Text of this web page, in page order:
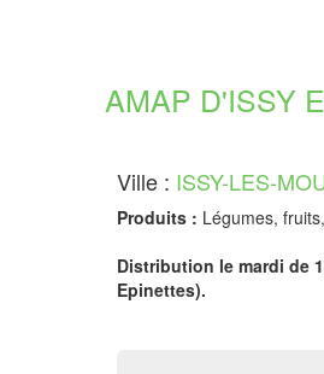
AMAP D'ISSY
Ville : ISSY-LES-
Produits : Légumes,
Distribution le mardi de
Epinettes).